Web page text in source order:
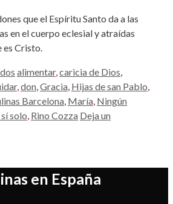
que el Espíritu Santo da a las
en el cuerpo eclesial y atraídas
Cristo.
Etiquetas
alimentar, caricia de Dios
, don Gracia Hijas de san Pablo
Barcelona María Ningún
solo Rino Cozza Deja un
en España